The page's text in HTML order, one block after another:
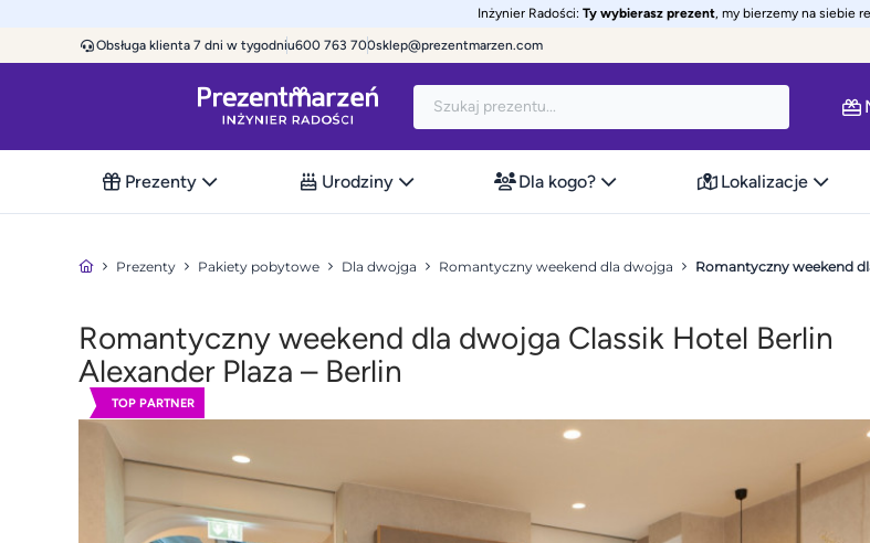
Inżynier Radości: Ty wybierasz prezent, my bierzemy na siebie
Obsługa klienta 7 dni w tygodniu600 763 700sklep@prezentmarzen.com
Prezenty Urodziny Dla kogo? Lokalizacje
Prezenty Pakiety pobytowe Dla dwojga Romantyczny weekend dla dwojga Romantyczny weekend
Romantyczny weekend dla dwojga Classik Hotel Berlin
Alexander Plaza – Berlin
TOP PARTNER